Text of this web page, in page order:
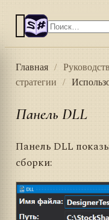
Главная /
стратегии
/
Панель DLL
Панель DLL
сборки: